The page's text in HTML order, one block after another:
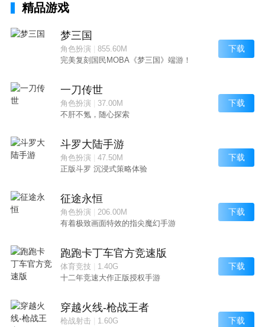
精品游戏
梦三国
角色扮演| 855.60M
完美复刻国民MOBA《梦三国》端游！
下载
一刀传世
角色扮演| 37.00M
不肝不氪，随心探索
下载
斗罗大陆手游
角色扮演| 47.50M
正版斗罗 沉浸式策略体验
下载
征途永恒
角色扮演| 206.00M
有着极致画面特效的指尖魔幻手游
下载
跑跑卡丁车官方竞速版
体育竞技
1.40G
十二年竞速大作正版授权手游
下载
穿越火线-枪战王者
枪战射击 1.60G 下载